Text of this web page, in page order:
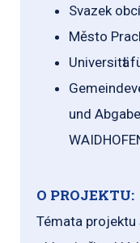
Svazek
Město
Universitӓt
und
O PROJEKTU:
Témata